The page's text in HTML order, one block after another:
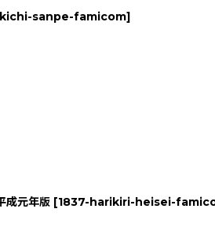
sanpe-famicom]
成元年版 [1837-harikiri-heisei-